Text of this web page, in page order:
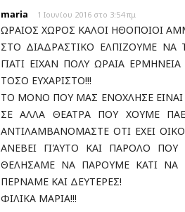
maria 1 Ιουνίου 2016 στο 3:54 πμ
ΩΡΑΙΟΣ ΧΩΡΟΣ ΚΑΛΟΙ ΗΘΟΠΟΙΟΙ
ΣΤΟ ΔΙΑΔΡΑΣΤΙΚΟ ΕΛΠΙΖΟΥΜΕ
ΓΙΑΤΙ ΕΙΧΑΝ ΠΟΛΥ ΩΡΑΙΑ
ΤΟΣΟ ΕΥΧΑΡΙΣΤΟ!!!
ΤΟ ΜΟΝΟ ΠΟΥ ΜΑΣ ΕΝΟΧΛΗΣΕ ΕΙΝΑΙ
ΣΕ ΑΛΛΑ ΘΕΑΤΡΑ ΠΟΥ ΧΟΥΜΕ
ΑΝΤΙΛΑΜΒΑΝΟΜΑΣΤΕ ΟΤΙ ΕΧΕΙ
ΑΝΕΒΕΙ ΓΙΆΥΤΟ ΚΑΙ ΠΑΡΟΛΟ
ΘΕΛΗΣΑΜΕ ΝΑ ΠΑΡΟΥΜΕ ΚΑΤΙ
ΠΕΡΝΑΜΕ ΚΑΙ ΔΕΥΤΕΡΕΣ!
ΦΙΛΙΚΑ ΜΑΡΙΑ!!!